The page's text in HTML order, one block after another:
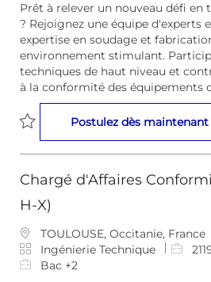
c
e
m
e
n
t
é
g
o
r
i
e
e
l
’
e
m
p
o
i
Prêt à relever un nouveau défi en
? Rejoignez une équipe d'experts
expertise en soudage et
environnement stimulant.
techniques de haut niveau et
à la conformité des équipements
Sauvegarder Ingénieur IWE (F-H-
Postulez dès maintenant
Chargé d'Affaires
H-X)
E
m
p
TOULOUSE, Occitanie, France
C
a
Ingénierie Technique
I
Bac +2